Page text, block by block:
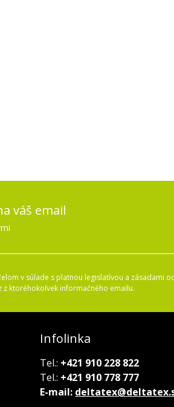
váš email
v súlade s platnou legislatívou a zásadami
ktoréhokoľvek informačného emailu.
Infolinka
Tel.: +421 910 228 822
Tel.: +421 910 778 777
E-mail: